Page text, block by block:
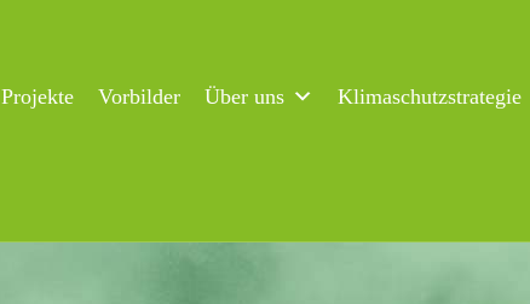
Projekte Vorbilder Über uns Klimaschutzstrategie